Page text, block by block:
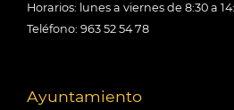
Horarios: lunes a viernes de 8:30 a
Teléfono: 963 52 54 78
Ayuntamiento